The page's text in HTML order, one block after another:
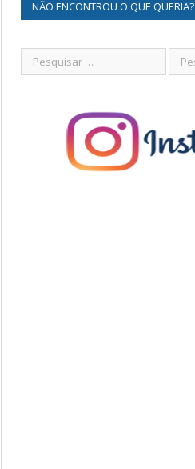
NÃO ENCONTROU O QUE QUERIA?